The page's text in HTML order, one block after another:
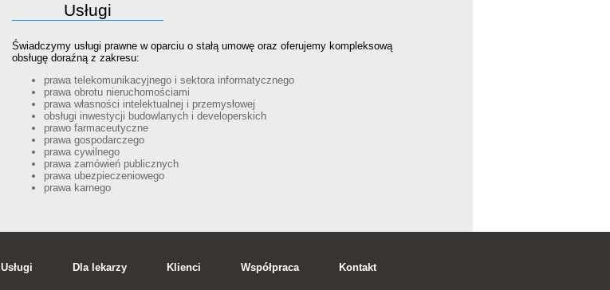
Usługi
Świadczymy usługi prawne w oparciu o stałą umowę oraz oferujemy kompleksową
obsługę doraźną z zakresu:
prawa telekomunikacyjnego i sektora informatycznego
prawa obrotu nieruchomościami
prawa własności intelektualnej i przemysłowej
obsługi inwestycji budowlanych i developerskich
prawo farmaceutyczne
prawa gospodarczego
prawa cywilnego
prawa zamówień publicznych
prawa ubezpieczeniowego
prawa karnego
Usługi Dla lekarzy Klienci Współpraca Kontakt